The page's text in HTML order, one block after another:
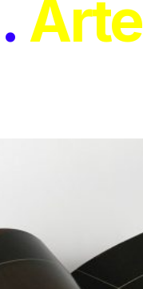
Arte